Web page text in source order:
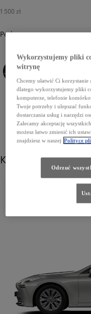
1 500 zł
Perłowy
219 Precious Black090 Frozen White8Y7
Koła
Wykorzystujemy pliki
witrynę
Chcemy ułatwić Ci korzystanie
dlatego wykorzystujemy pliki
komputerze, telefonie
Twoje potrzeby i ulepszać
dostarczania usług i narzędzi
Zalecamy akceptację
możesz łatwo zmienić ich
znajdziesz w naszej Polityce
Odrzuć